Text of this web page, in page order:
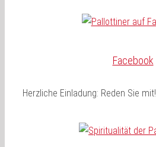
Facebook
Herzliche Einladung: Reden Sie mit!